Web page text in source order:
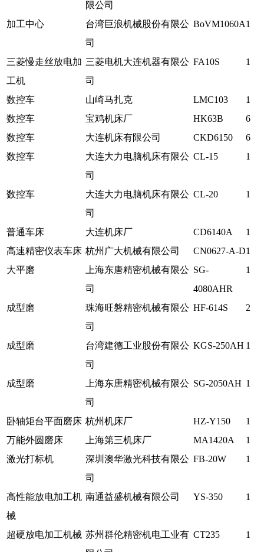
限公司
加工中心
台湾巨浪机械股份有限公
司
BoVM1060A1
三菱慢走丝放电加
工机
三菱电机大连机器有限公
司
FA10S 1
数控车 山崎马扎克 LMC103
1
数控车
宝鸡机床厂 HK63B
6
数控车
大连机床有限公司 CKD6150
6
数控车
大连大力电脑机床有限公
司
CL-15 1
数控车
大连大力电脑机床有限公
司
CL-20 1
普通车床 大连机床厂 CD6140A
1
高速精密仪表车床 杭州广大机械有限公司 CN0627-A-D1
大平磨
上海东唐精密机械有限公
司
SG-
4080AHR
1
成型磨
珠海旺磐精密机械有限公
司
HF-614S 2
成型磨
台湾建德工业股份有限公
司
KGS-250AH 1
成型磨
上海东唐精密机械有限公
司
SG-2050AH 1
卧轴矩台平面磨床 杭州机床厂 HZ-Y150
1
万能外圆磨床
上海第三机床厂 MA1420A
1
激光打标机
深圳澳华激光科技有限公
司
FB-20W 1
高性能放电加工机
械
南通益盛机械有限公司 YS-350 1
超硬放电加工机械 苏州群伦精密机电工业有 CT235 1